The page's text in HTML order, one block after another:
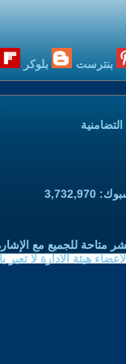
بنترست بلوكر
متاحة للجميع مع
هيئة الادارة لا